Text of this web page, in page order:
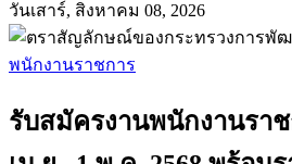
วันเสาร์, สิงหาคม 08, 2026
พนักงานราชการ
รับสมัครงานพนักงานราช